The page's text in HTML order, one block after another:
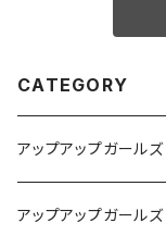
CATEGORY
アップアップガールズ
CD・DVD・Blu-ray
アップアップガールズ（